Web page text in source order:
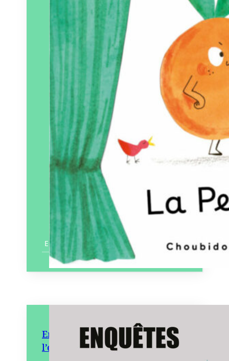
Éditeur :
Six citrons acides
20/03/2026
En savoir plus
Enquêtes urbaines, le projet à
l’épreuve des résistances